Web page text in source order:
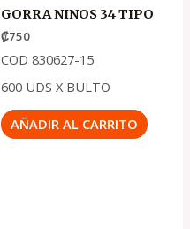
GORRA NINOS 34 TIPO
₡750
COD 830627-15
600 UDS X BULTO
AÑADIR AL CARRITO